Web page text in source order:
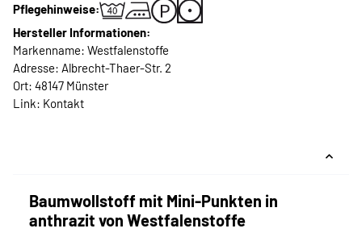
Pflegehinweise:
Hersteller Informationen:
Markenname: Westfalenstoffe
Adresse: Albrecht-Thaer-Str. 2
Ort: 48147 Münster
Link: Kontakt
Baumwollstoff mit Mini-Punkten in
anthrazit von Westfalenstoffe